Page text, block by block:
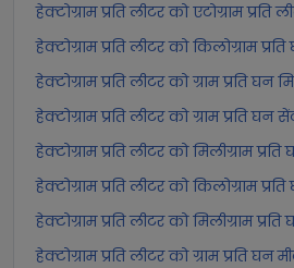
हेक्टोग्राम प्रति लीटर को एटोग्राम प्रति
हेक्टोग्राम प्रति लीटर को किलोग्राम
हेक्टोग्राम प्रति लीटर को ग्राम प्रति घन
हेक्टोग्राम प्रति लीटर को ग्राम प्रति घन
हेक्टोग्राम प्रति लीटर को मिलीग्राम
हेक्टोग्राम प्रति लीटर को किलोग्राम
हेक्टोग्राम प्रति लीटर को मिलीग्राम
हेक्टोग्राम प्रति लीटर को ग्राम प्रति घन